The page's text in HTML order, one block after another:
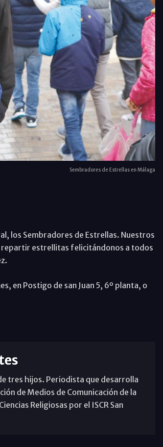
Sembradores de Estrellas en Málaga
los Sembradores de Estrellas. Nuestros
repartir estrellitas felicitándonos a todos
en Postigo de san Juan 5, 6º planta, o
tres hijos. Periodista que desarrolla
de Medios de Comunicación de la
Religiosas por el ISCR San